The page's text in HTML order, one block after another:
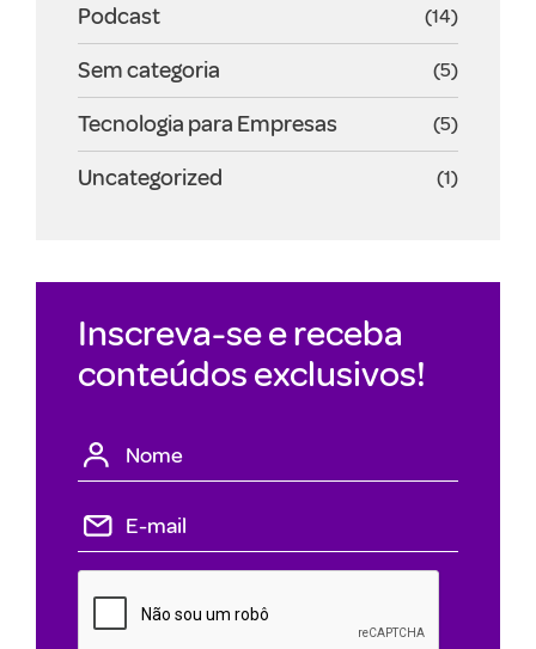
Podcast (14)
Sem categoria (5)
Tecnologia para Empresas (5)
Uncategorized (1)
Inscreva-se e receba
conteúdos exclusivos!